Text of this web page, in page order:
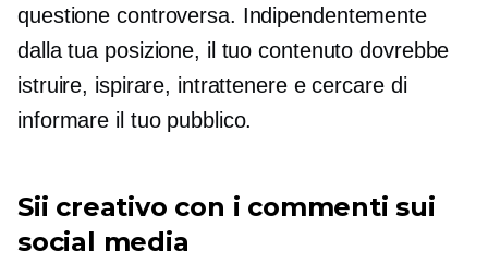
questione controversa. Indipendentemente
dalla tua posizione, il tuo contenuto dovrebbe
istruire, ispirare, intrattenere e cercare di
informare il tuo pubblico.
Sii creativo con i commenti sui
social media